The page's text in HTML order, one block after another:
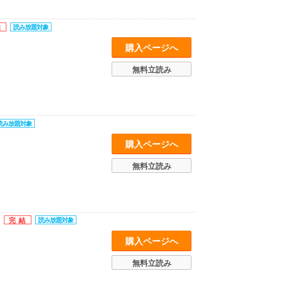
購入ページへ
無料立読み
購入ページへ
無料立読み
購入ページへ
無料立読み